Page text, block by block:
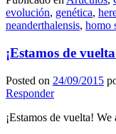
Compartir
evolución, genética,
neanderthalensis, homo
¡Estamos de
Posted on 24/09/2015
Responder
¡Estamos de vuelta!